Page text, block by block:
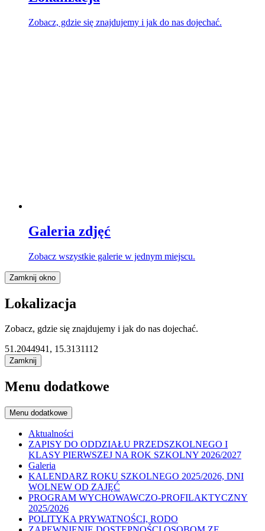
Zobacz, gdzie się znajdujemy i jak do nas dojechać.
Galeria zdjęć
Zobacz wszystkie galerie w jednym miejscu.
Zamknij okno
Lokalizacja
Zobacz, gdzie się znajdujemy i jak do nas dojechać.
51.2044941, 15.3131112
Zamknij
Menu dodatkowe
Menu dodatkowe
Aktualności
ZAPISY DO ODDZIAŁU PRZEDSZKOLNEGO I
KLASY PIERWSZEJ NA ROK SZKOLNY 2026/2027
Galeria
KALENDARZ ROKU SZKOLNEGO 2025/2026, DNI
WOLNEW OD ZAJĘĆ
PROGRAM WYCHOWAWCZO-PROFILAKTYCZNY
2025/2026
POLITYKA PRYWATNOŚCI, RODO